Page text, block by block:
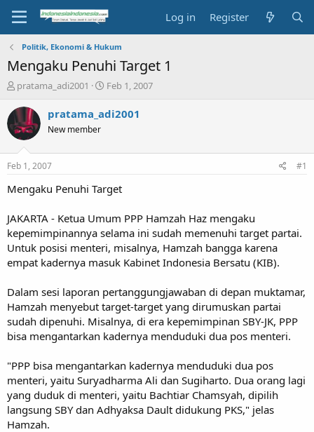
Log in Register
Politik, Ekonomi & Hukum
Mengaku Penuhi Target 1
T
r
e
a
s
t
a
e
r
pratama_adi2001
S
a
e
Feb 1, 2007
pratama_adi2001
New member
Feb 1, 2007 #1
Mengaku Penuhi Target
JAKARTA - Ketua Umum PPP Hamzah Haz mengaku
kepemimpinannya selama ini sudah memenuhi target partai.
Untuk posisi menteri, misalnya, Hamzah bangga karena
empat kadernya masuk Kabinet Indonesia Bersatu (KIB).
Dalam sesi laporan pertanggungjawaban di depan muktamar,
Hamzah menyebut target-target yang dirumuskan partai
sudah dipenuhi. Misalnya, di era kepemimpinan SBY-JK, PPP
bisa mengantarkan kadernya menduduki dua pos menteri.
"PPP bisa mengantarkan kadernya menduduki dua pos
menteri, yaitu Suryadharma Ali dan Sugiharto. Dua orang lagi
yang duduk di menteri, yaitu Bachtiar Chamsyah, dipilih
langsung SBY dan Adhyaksa Dault didukung PKS," jelas
Hamzah.